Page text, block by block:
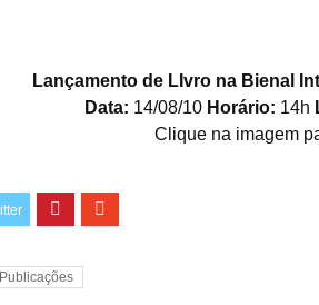
Lançamento de LIvro na Bienal
Data: 14/08/10 Horário: 14h
Clique na imagem
Publicações